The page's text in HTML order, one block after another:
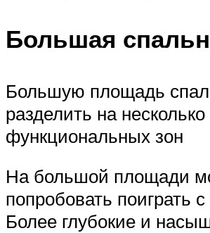
Большая
Большую площадь
разделить на несколько
функциональных зон
На большой площади
попробовать поиграть
Более глубокие и